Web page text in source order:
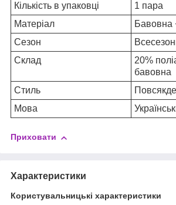
Кількість в упаковці
1 пара
Матеріал
Бавовна
Сезон
Склад
20%
бавовна
Стиль
Мова
Приховати
Характеристики
Користувальницькі характеристики